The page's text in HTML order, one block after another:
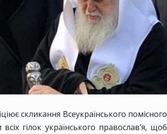
скликання Всеукраїнського помісного
гілок українського православ’я, щоб